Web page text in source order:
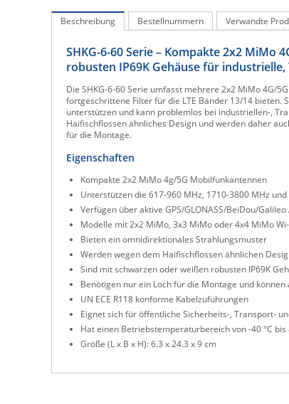
Beschreibung Bestellnummern Verwandte
SHKG-6-60 Serie – Kompakte 2x2 MiMo
robusten IP69K Gehäuse für
Die SHKG-6-60 Serie umfasst mehrere 2x2 MiMo 4G/
fortgeschrittene Filter für die LTE Bänder 13/14 bieten.
unterstützen und kann problemlos bei industriellen-,
Haifischflossen ähnliches Design und werden daher
für die Montage.
Eigenschaften
Kompakte 2x2 MiMo 4g/5G Mobilfunkantennen
Unterstützen die 617-960 MHz, 1710-3800 MHz
Verfügen über aktive GPS/GLONASS/BeiDou/
Modelle mit 2x2 MiMo, 3x3 MiMo oder 4x4 MiMo
Bieten ein omnidirektionales Strahlungsmuster
Werden wegen dem Haifischflossen ähnlichen
Sind mit schwarzen oder weißen robusten IP69K
Benötigen nur ein Loch für die Montage und
UN ECE R118 konforme Kabelzuführungen
Eignet sich für öffentliche Sicherheits-, Transport-
Hat einen Betriebstemperaturbereich von -40 °C bis
Größe (L x B x H): 6.3 x 24.3 x 9 cm